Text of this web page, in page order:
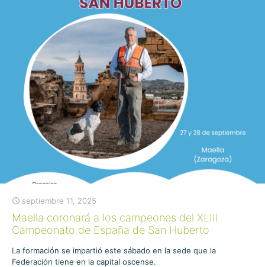
septiembre 11, 2025
Maella coronará a los campeones del XLIII
Campeonato de España de San Huberto
La formación se impartió este sábado en la sede que la
Federación tiene en la capital oscense.